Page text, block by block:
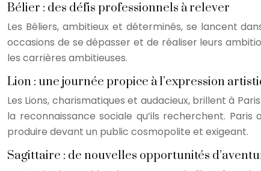
Bélier : des défis professionnels à relever
Les Béliers, ambitieux et déterminés, se lancent
occasions de se dépasser et de réaliser leurs
les carrières ambitieuses.
Lion : une journée propice à l’expression
Les Lions, charismatiques et audacieux, brillent à
la reconnaissance sociale qu’ils recherchent.
produire devant un public cosmopolite et exigeant.
Sagittaire : de nouvelles opportunités